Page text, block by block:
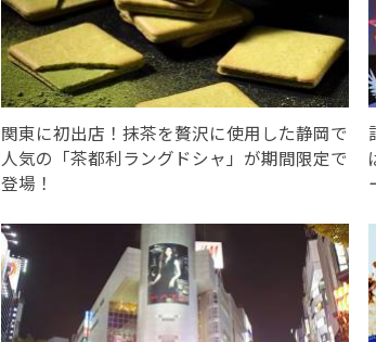
関東に初出店！抹茶を贅沢に使用した静岡で
人気の「茶都利ラングドシャ」が期間限定で
登場！